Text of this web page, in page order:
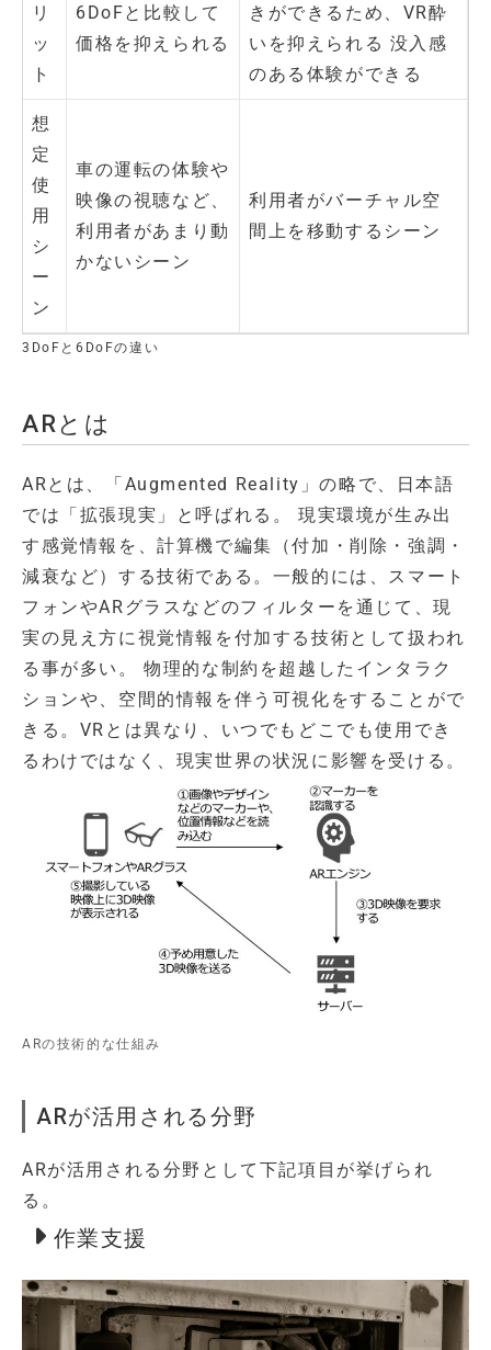
リ
ッ
ト
6DoFと比較して
価格を抑えられる
きができるため、VR酔
いを抑えられる 没入感
のある体験ができる
想
定
使
用
シ
ー
ン
車の運転の体験や
映像の視聴など、
利用者があまり動
かないシーン
利用者がバーチャル空
間上を移動するシーン
3DoFと6DoFの違い
ARとは
ARとは、「Augmented Reality」の略で、日本語
では「拡張現実」と呼ばれる。 現実環境が生み出
す感覚情報を、計算機で編集（付加・削除・強調・
減衰など）する技術である。一般的には、スマート
フォンやARグラスなどのフィルターを通じて、現
実の見え方に視覚情報を付加する技術として扱われ
る事が多い。 物理的な制約を超越したインタラク
ションや、空間的情報を伴う可視化をすることがで
きる。VRとは異なり、いつでもどこでも使用でき
るわけではなく、現実世界の状況に影響を受ける。
ARの技術的な仕組み
ARが活用される分野
ARが活用される分野として下記項目が挙げられ
る。
作業支援